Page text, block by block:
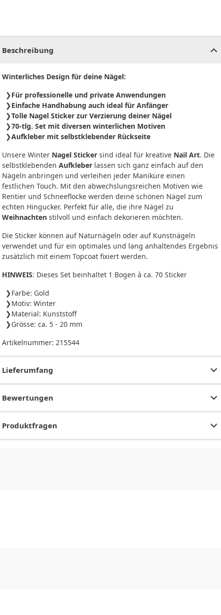
Beschreibung
Winterliches Design für deine Nägel:
Für professionelle und private Anwendungen
Einfache Handhabung auch ideal für Anfänger
Tolle Nagel Sticker zur Verzierung deiner Nägel
70-tlg. Set mit diversen winterlichen Motiven
Aufkleber mit selbstklebender Rückseite
Unsere Winter Nagel Sticker sind ideal für kreative Nail Art. Die
selbstklebenden Aufkleber lassen sich ganz einfach auf den
Nägeln anbringen und verleihen jeder Maniküre einen
festlichen Touch. Mit den abwechslungsreichen Motiven wie
Rentier und Schneeflocke werden deine schönen Nägel zum
echten Hingucker. Perfekt für alle, die ihre Nägel zu
Weihnachten stilvoll und einfach dekorieren möchten.
Die Sticker können auf Naturnägeln oder auf Kunstnägeln
verwendet und für ein optimales und lang anhaltendes Ergebnis
zusätzlich mit einem Topcoat fixiert werden.
HINWEIS: Dieses Set beinhaltet 1 Bogen à ca. 70 Sticker
Farbe: Gold
Motiv: Winter
Material: Kunststoff
Grösse: ca. 5 - 20 mm
Artikelnummer: 215544
Lieferumfang
Bewertungen
Produktfragen